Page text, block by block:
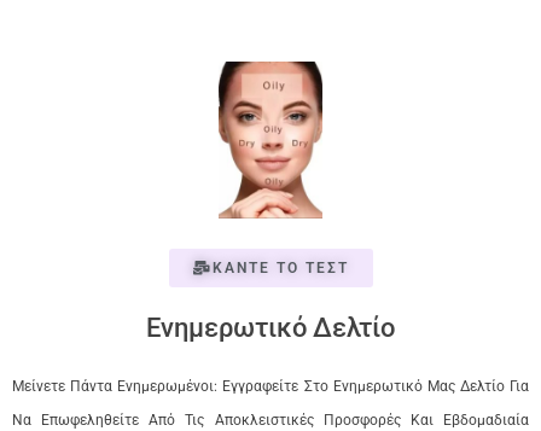
ΚΑΝΤΕ ΤΟ ΤΕΣΤ
Ενημερωτικό Δελτίο
Μείνετε Πάντα Ενημερωμένοι: Εγγραφείτε Στο Ενημερωτικό Μας Δελτίο Για
Να Επωφεληθείτε Από Τις Αποκλειστικές Προσφορές Και Εβδομαδιαία